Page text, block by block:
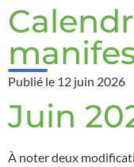
Publié le 12 juin 2026
Juin
À noter deux